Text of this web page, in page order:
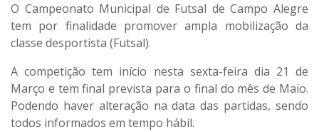
O Campeonato Municipal de Futsal de Campo Alegre
tem por finalidade promover ampla mobilização da
classe desportista (Futsal).
A competição tem início nesta sexta-feira dia 21 de
Março e tem final prevista para o final do mês de Maio.
Podendo haver alteração na data das partidas, sendo
todos informados em tempo hábil.